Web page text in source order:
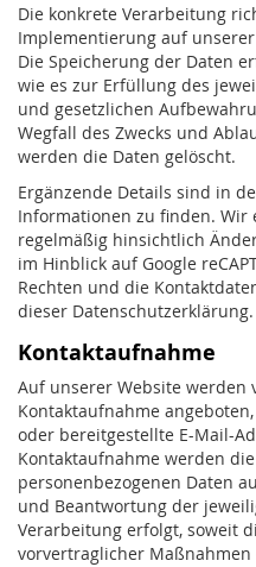
Die konkrete Verarbeitung
Implementierung auf
Die Speicherung der Daten
wie es zur Erfüllung des
und gesetzlichen
Wegfall des Zwecks und
werden die Daten gelöscht.
Ergänzende Details sind in
Informationen zu finden. Wir
regelmäßig hinsichtlich
im Hinblick auf Google
Rechten und die
dieser Datenschutzerklärung.
Kontaktaufnahme
Auf unserer Website werden
Kontaktaufnahme
oder bereitgestellte E-Mail-
Kontaktaufnahme werden
personenbezogenen Daten
und Beantwortung der
Verarbeitung erfolgt, soweit
vorvertraglicher